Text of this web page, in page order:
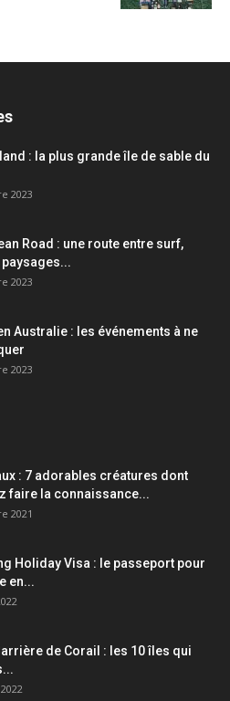
: la plus grande île de sable du
2023
Road : une route entre surf,
2023
Australie : les événements à ne
2023
: 7 adorables créatures dont
faire la connaissance...
2021
Holiday Visa : le passeport pour
en...
de Corail : les 10 îles qui